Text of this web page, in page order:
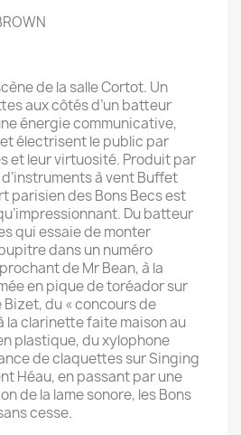
de la salle Cortot. Un
aux côtés d’un batteur
énergie communicative,
électrisent le public par
et leur virtuosité. Produit par
à vent Buffet
parisien des Bons Becs est
Du batteur
qui essaie de monter
dans un numéro
de Mr Bean, à la
en pique de toréador sur
du « concours de
la clarinette faite maison au
plastique, du xylophone
de claquettes sur Singing
Héau, en passant par une
de la lame sonore, les Bons
cesse.